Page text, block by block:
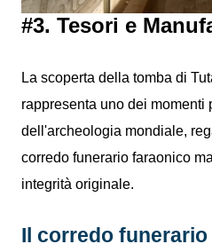
#3. Tesori e
La scoperta della tomba di
rappresenta uno dei momenti
dell'archeologia mondiale,
corredo funerario faraonico
integrità originale.
Il corredo